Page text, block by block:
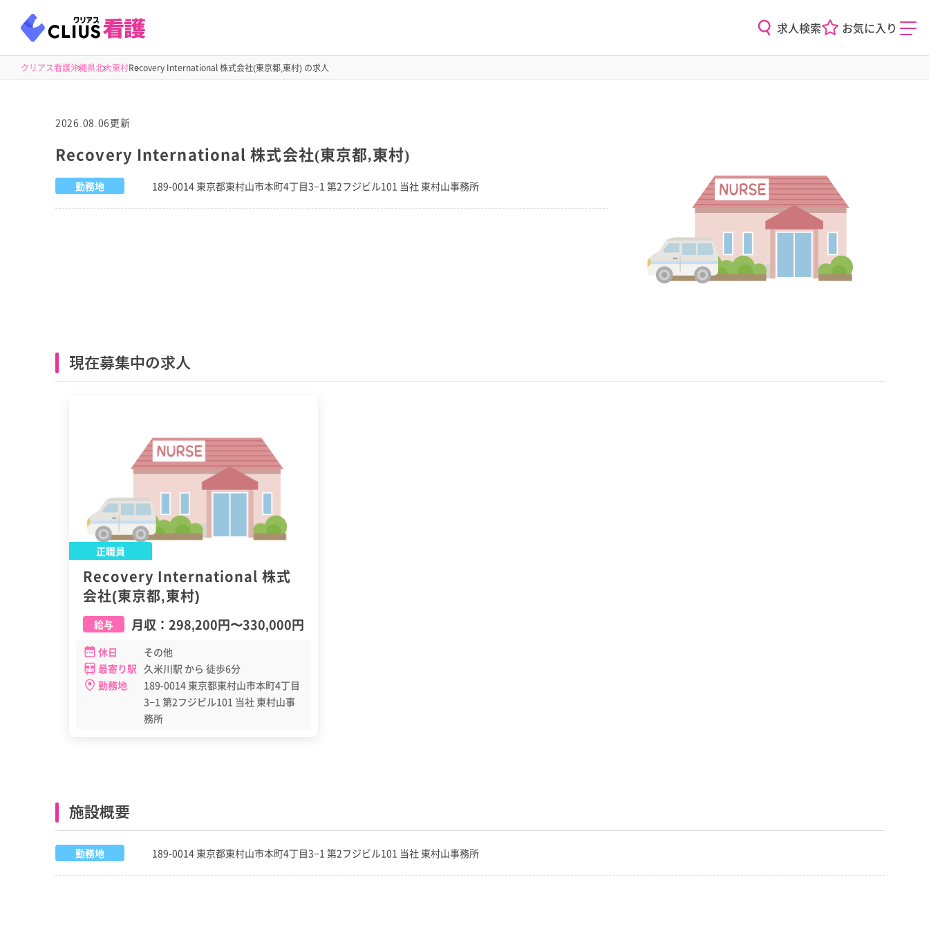
求人検索 お気に入り
クリアス看護沖縄県北大東村Recovery International 株式会社(東京都,東村) の求人
2026.08.06更新
Recovery International 株式会社(東京都,東村)
勤務地 189-0014 東京都東村山市本町4丁目3−1 第2フジビル101 当社 東村山事務所
現在募集中の求人
正職員
Recovery International 株式
会社(東京都,東村)
給与 月収： 298,200円〜330,000円
休日
その他
最寄り駅 久米川駅 から 徒歩6分
勤務地
189-0014 東京都東村山市本町4丁目
3−1 第2フジビル101 当社 東村山事
務所
施設概要
勤務地 189-0014 東京都東村山市本町4丁目3−1 第2フジビル101 当社 東村山事務所